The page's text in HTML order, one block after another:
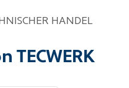
HANDEL
TECWERK